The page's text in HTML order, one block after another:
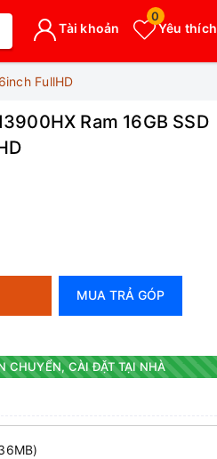
Yêu thích
0
Tài khoản
FullHD
Ram 16GB SSD
MUA TRẢ GÓP
CHUYỂN, CÀI ĐẶT TẠI NHÀ